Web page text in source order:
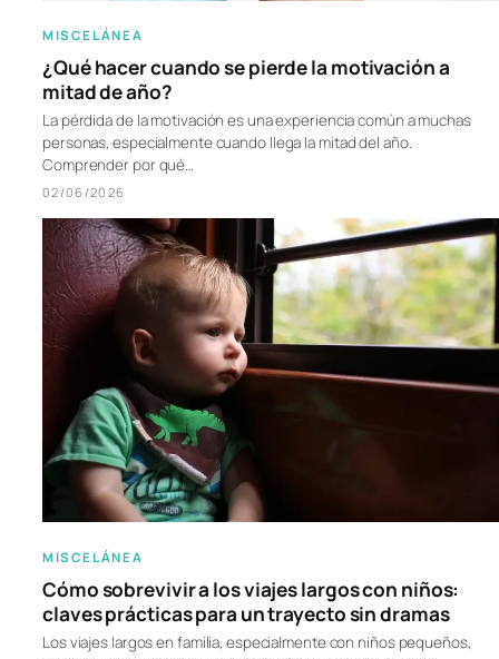
MISCELÁNEA
¿Qué hacer cuando se pierde la motivación a
mitad de año?
La pérdida de la motivación es una experiencia común a muchas
personas, especialmente cuando llega la mitad del año.
Comprender por qué…
02/06/2026
MISCELÁNEA
Cómo sobrevivir a los viajes largos con niños:
claves prácticas para un trayecto sin dramas
Los viajes largos en familia, especialmente con niños pequeños,